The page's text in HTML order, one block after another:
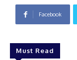
Facebook
Must Read